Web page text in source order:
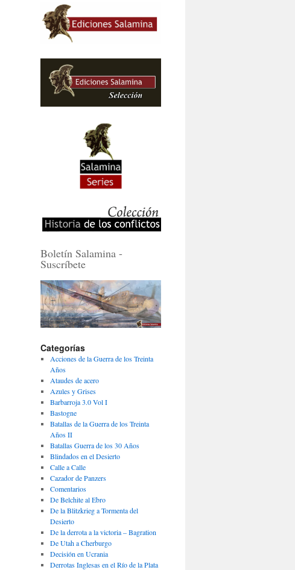
Boletín Salamina -
Suscríbete
Categorías
Acciones de la Guerra de los Treinta
Años
Ataudes de acero
Azules y Grises
Barbarroja 3.0 Vol I
Bastogne
Batallas de la Guerra de los Treinta
Años II
Batallas Guerra de los 30 Años
Blindados en el Desierto
Calle a Calle
Cazador de Panzers
Comentarios
De Belchite al Ebro
De la Blitzkrieg a Tormenta del
Desierto
De la derrota a la victoria – Bagration
De Utah a Cherburgo
Decisión en Ucrania
Derrotas Inglesas en el Río de la Plata